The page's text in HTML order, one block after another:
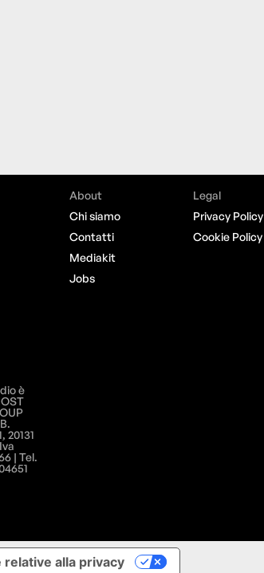
About
Chi siamo
Contatti
Mediakit
Jobs
Legal
Privacy Policy
Cookie Policy
è
20131
| Tel.
alla privacy